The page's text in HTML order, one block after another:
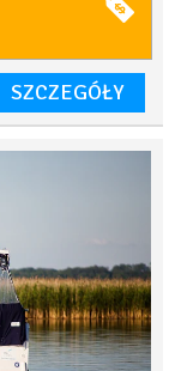
SZCZEGÓŁY